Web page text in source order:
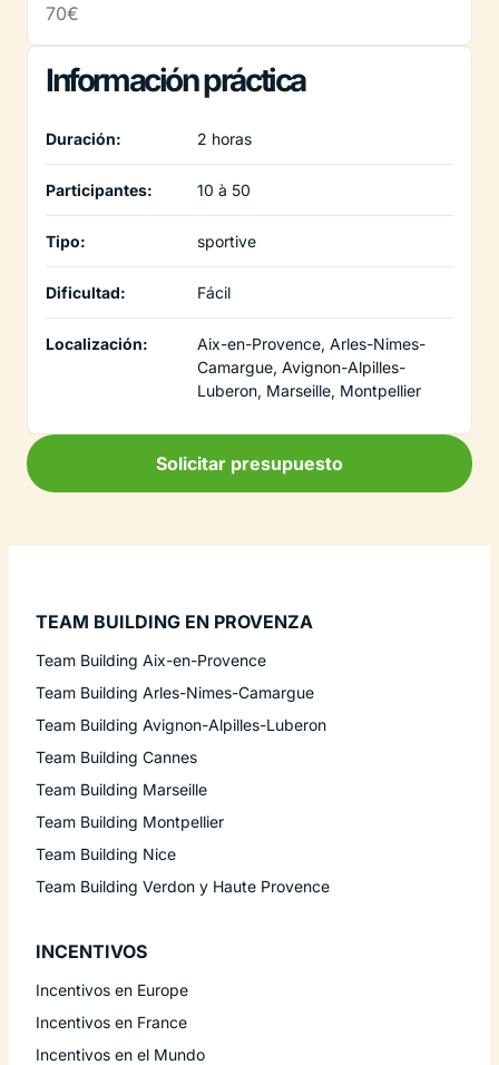
70€
Información práctica
Duración: 2 horas
Participantes: 10 à 50
Tipo: sportive
Dificultad: Fácil
Localización:
Aix-en-Provence, Arles-Nimes-
Camargue, Avignon-Alpilles-
Luberon, Marseille, Montpellier
Solicitar presupuesto
TEAM BUILDING EN PROVENZA
Team Building Aix-en-Provence
Team Building Arles-Nimes-Camargue
Team Building Avignon-Alpilles-Luberon
Team Building Cannes
Team Building Marseille
Team Building Montpellier
Team Building Nice
Team Building Verdon y Haute Provence
INCENTIVOS
Incentivos en Europe
Incentivos en France
Incentivos en el Mundo